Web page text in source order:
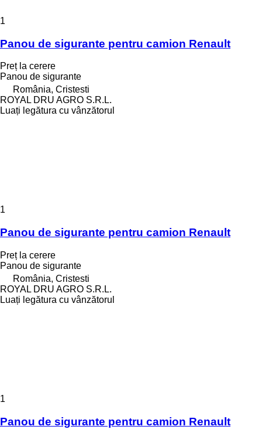
1
Panou de sigurante pentru camion Renault
Preț la cerere
Panou de sigurante
România, Cristesti
ROYAL DRU AGRO S.R.L.
Luați legătura cu vânzătorul
1
Panou de sigurante pentru camion Renault
Preț la cerere
Panou de sigurante
România, Cristesti
ROYAL DRU AGRO S.R.L.
Luați legătura cu vânzătorul
1
Panou de sigurante pentru camion Renault